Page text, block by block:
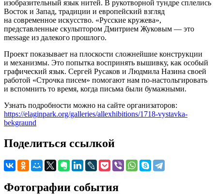
изобразительный язык нитей. В рукотворной тундре сплелись
Восток и Запад, традиции и европейский взгляд
на современное искусство. «Русские кружева»,
представленные скульптором Дмитрием Жуковым — это
message из далекого прошлого.
Проект показывает на плоскости сложнейшие конструкции
и механизмы. Это попытка воспринять вышивку, как особый
графический язык. Сергей Русаков и Людмила Назина своей
работой «Строчка писем» помогают нам по-настольгировать
и вспомнить то время, когда письма были бумажными.
Узнать подробности можно на сайте организаторов:
https://elaginpark.org/galleries/allexhibitions/1718-vystavka-
bekgraund
Поделиться ссылкой
Фотографии события